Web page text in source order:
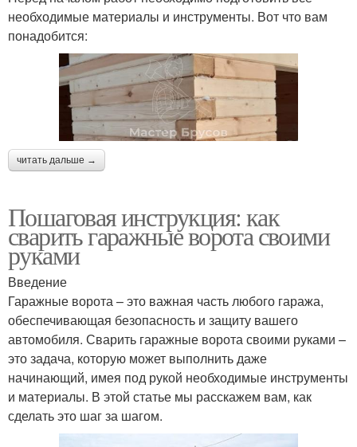
необходимые материалы и инструменты. Вот что вам
понадобится:
читать дальше →
Пошаговая инструкция: как
сварить гаражные ворота своими
руками
Введение
Гаражные ворота – это важная часть любого гаража,
обеспечивающая безопасность и защиту вашего
автомобиля. Сварить гаражные ворота своими руками –
это задача, которую может выполнить даже
начинающий, имея под рукой необходимые инструменты
и материалы. В этой статье мы расскажем вам, как
сделать это шаг за шагом.